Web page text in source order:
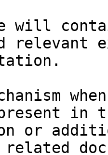
will
relevant
in
or